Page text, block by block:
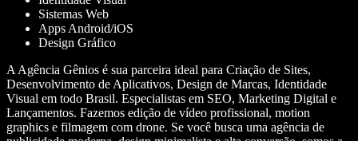
Sistemas Web
Apps Android/iOS
Design Gráfico
A Agência Gênios é sua parceira ideal para Criação de Sites,
Desenvolvimento de Aplicativos, Design de Marcas, Identidade
Visual em todo Brasil. Especialistas em SEO, Marketing Digital e
Lançamentos. Fazemos edição de vídeo profissional, motion
graphics e filmagem com drone. Se você busca uma agência de